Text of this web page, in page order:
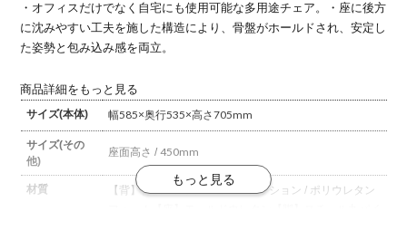
・オフィスだけでなく自宅にも使用可能な多用途チェア。
・座に後方
に沈みやすい工夫を施した構造により、骨盤がホールドされ、安定し
た姿勢と包み込み感を両立。
商品詳細をもっと見る
サイズ(本体)
幅585×奥行535×高さ705mm
サイズ(その
他)
座面高さ / 450mm
材質 【背】背板 / ポリプロピレン
クッション / ポリウレタン